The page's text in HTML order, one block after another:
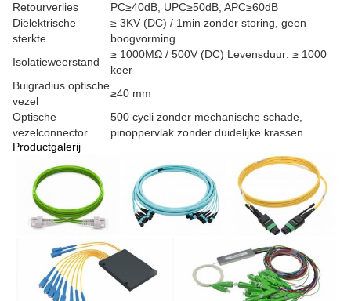
Retourverlies
PC≥40dB, UPC≥50dB, APC≥60dB
Diëlektrische
sterkte
≥ 3KV (DC) / 1min zonder storing, geen
boogvorming
Isolatieweerstand
≥ 1000MΩ / 500V (DC) Levensduur: ≥ 1000
keer
Buigradius optische
vezel
≥40 mm
Optische
vezelconnector
500 cycli zonder mechanische schade,
pinoppervlak zonder duidelijke krassen
Productgalerij